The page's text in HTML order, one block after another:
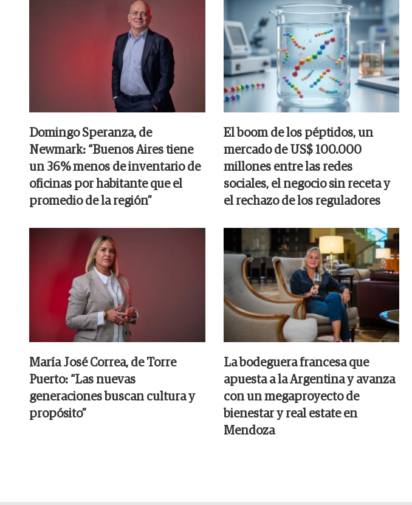
Domingo Speranza, de
Newmark: “Buenos Aires tiene
un 36% menos de inventario de
oficinas por habitante que el
promedio de la región”
El boom de los péptidos, un
mercado de US$ 100.000
millones entre las redes
sociales, el negocio sin receta y
el rechazo de los reguladores
María José Correa, de Torre
Puerto: “Las nuevas
generaciones buscan cultura y
propósito”
La bodeguera francesa que
apuesta a la Argentina y avanza
con un megaproyecto de
bienestar y real estate en
Mendoza